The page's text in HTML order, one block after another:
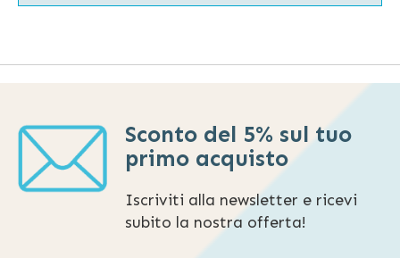
Sconto del 5% sul tuo
primo acquisto
Iscriviti alla newsletter e ricevi
subito la nostra offerta!